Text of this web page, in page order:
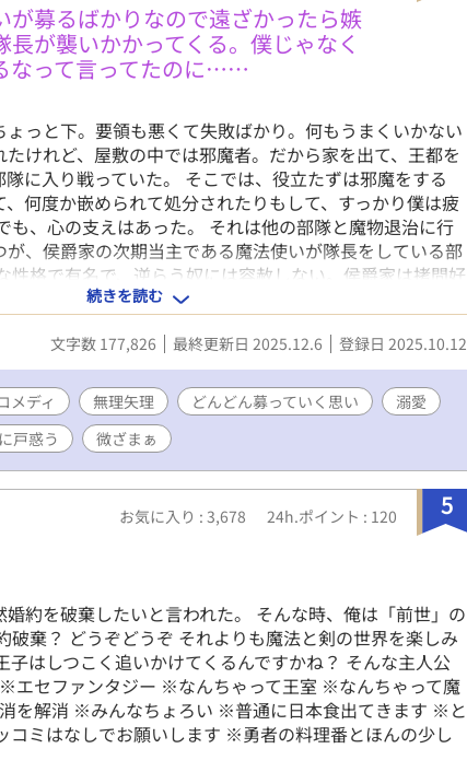
が募るばかりなので遠ざかったら嫉
が襲いかかってくる。僕じゃなく
なって言ってたのに……
っと下。要領も悪くて失敗ばかり。何もうまくいかない
けれど、屋敷の中では邪魔者。だから家を出て、王都を
に入り戦っていた。 そこでは、役立たずは邪魔をする
何度か嵌められて処分されたりもして、すっかり僕は疲
も、心の支えはあった。 それは他の部隊と魔物退治に行
が、侯爵家の次期当主である魔法使いが隊長をしている部
性格で有名で、逆らう奴には容赦しない。侯爵家は拷問好
かれているくらいだ。 あんな冷酷な外道には近づきたくな
を避けた。 だけど僕は、隊長の魔法と剣技に憧れてい
静、圧倒的な力を持つそれに魅了された。 もちろん彼に
をして戦う僕なんか見えてない。 僕に向かって言うこと
遂行しろ」 「邪魔だ」 「失せろ」 「消されたいか？」
け。 彼の部隊として魔物討伐をする最後の日、彼は、
今後も俺の部隊に入れてやってもいい」と誘ってくれ
を誘った理由は、使いやすそうだから、らしい。 ちょっ
ら僕じゃなくても、命令に従う人ならいいってことか
いいと言ったけど、僕に彼の命じることをこなせるとは
を断った。彼には「後悔するぞ」って言われたけど、彼に
れから僕は元の部隊に戻り、彼と会うことはなかった。
は、第二王子が率いる王家の部隊と共に大きな功績を上
とが決まった。 僕は陰ながらお祝いするつもりだったけ
しまう。
続きを読む
文字数 177,826 最終更新日 2025.12.6 登録日 2025.10.12
メディ 無理矢理 どんどん募っていく思い
溺愛
戸惑う
微ざまぁ
5
お気に入り : 3,678 24h.ポイント : 120
約を破棄したいと言われた。 そんな時、俺は「前世」の
破棄？ どうぞどうぞ それよりも魔法と剣の世界を楽しみ
はしつこく追いかけてくるんですかね？ そんな主人公
エセファンタジー ※なんちゃって王室 ※なんちゃって魔
を解消 ※みんなちょろい ※普通に日本食出てきます ※と
コミはなしでお願いします ※勇者の料理番とほんの少し